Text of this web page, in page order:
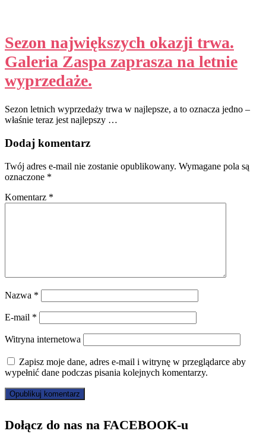
Sezon największych okazji trwa.
Galeria Zaspa zaprasza na letnie
wyprzedaże.
Sezon letnich wyprzedaży trwa w najlepsze, a to oznacza jedno –
właśnie teraz jest najlepszy …
Dodaj komentarz
Twój adres e-mail nie zostanie opublikowany. Wymagane pola są
oznaczone *
Komentarz *
Nazwa *
E-mail *
Witryna internetowa
Zapisz moje dane, adres e-mail i witrynę w przeglądarce aby
wypełnić dane podczas pisania kolejnych komentarzy.
Dołącz do nas na FACEBOOK-u